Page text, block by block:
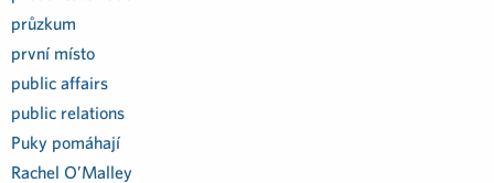
průzkum
první místo
public affairs
public relations
Puky pomáhají
Rachel O’Malley